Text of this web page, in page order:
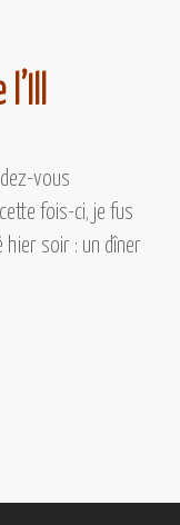
vous
fois-ci, je fus
soir : un dîner